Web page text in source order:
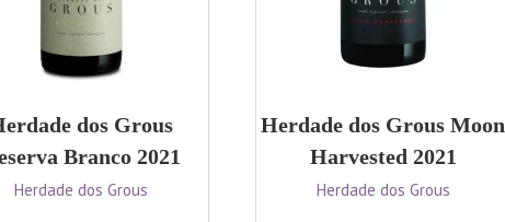
dos Grous
Branco 2021
Herdade dos Grous
Herdade dos Grous Moon
Harvested 2021
Herdade dos Grous